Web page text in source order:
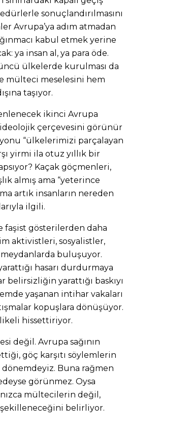
sonuçlandırılmasını
Avrupa’ya adım atmadan
kabul etmek yerine
ya insan al, ya para öde.
ülkelerde kurulması da
mülteci meselesini hem
taşıyor.
ikinci Avrupa
çerçevesini görünür
“ülkelerimizi parçalayan
yirmi ila otuz yıllık bir
Kaçak göçmenleri,
almış ama “yeterince
artık insanların nereden
ilgili.
gösterilerden daha
aktivistleri, sosyalistler,
buluşuyor.
hasarı durdurmaya
belirsizliğin yarattığı baskıyı
yaşanan intihar vakaları
kopuşlara dönüşüyor.
hissettiriyor.
değil. Avrupa sağının
göç karşıtı söylemlerin
Buna rağmen
görünmez. Oysa
mültecilerin değil,
şekilleneceğini belirliyor.